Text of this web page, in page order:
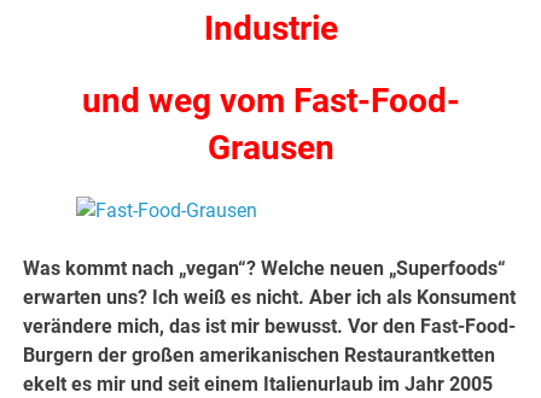
Industrie
und weg vom Fast-Food-
Grausen
Was kommt nach „vegan“? Welche neuen „Superfoods“
erwarten uns? Ich weiß es nicht. Aber ich als Konsument
verändere mich, das ist mir bewusst. Vor den Fast-Food-
Burgern der großen amerikanischen Restaurantketten
ekelt es mir und seit einem Italienurlaub im Jahr 2005